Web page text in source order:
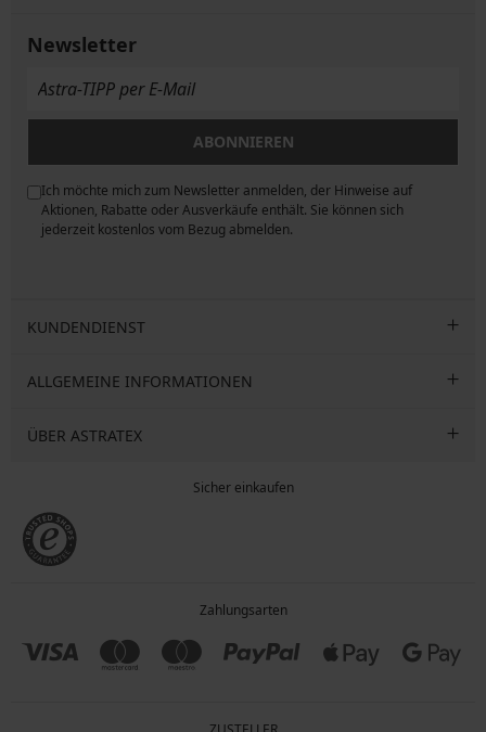
Newsletter
ABONNIEREN
Ich möchte mich zum Newsletter anmelden, der Hinweise auf
Aktionen, Rabatte oder Ausverkäufe enthält. Sie können sich
jederzeit kostenlos vom Bezug abmelden.
KUNDENDIENST
ALLGEMEINE INFORMATIONEN
ÜBER ASTRATEX
Sicher einkaufen
Zahlungsarten